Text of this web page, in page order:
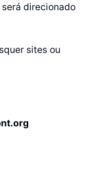
direcionado
sites ou